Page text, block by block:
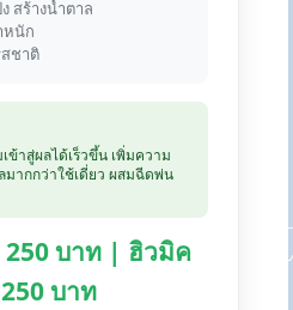
สร้างน้ำตาล
หนัก
ชาติ
ข้าสู่ผลได้เร็วขึ้น เพิ่มความ
ากกว่าใช้เดี่ยว ผสมฉีดพ่น
250 บาท | ฮิวมิค
บาท